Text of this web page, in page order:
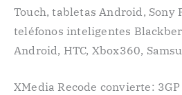
Touch, tabletas Android, Sony
teléfonos inteligentes
Android, HTC, Xbox360,
XMedia Recode convierte: 3GP